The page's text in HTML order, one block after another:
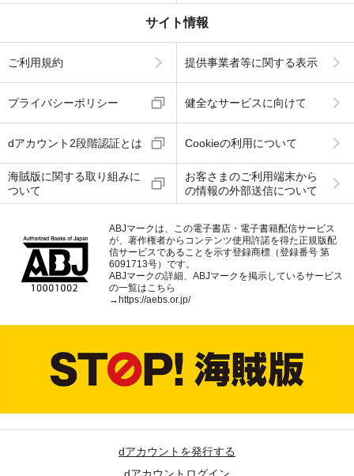
サイト情報
ご利用規約 提供事業者等に関する表示
プライバシーポリシー 健全なサービスに向けて
dアカウント2段階認証とは Cookieの利用について
海賊版に関する取り組みに
ついて
お客さまのご利用端末から
の情報の外部送信について
ABJマークは、この電子書店・電子書籍配信サービス
が、著作権者からコンテンツ使用許諾を得た正規版配
信サービスであることを示す登録商標（登録番号 第
6091713号）です。
ABJマークの詳細、ABJマークを掲示しているサービス
の一覧はこちら
→https://aebs.or.jp/
dアカウントを発行する
dアカウントログイン